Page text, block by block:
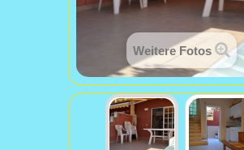
Weitere Fotos